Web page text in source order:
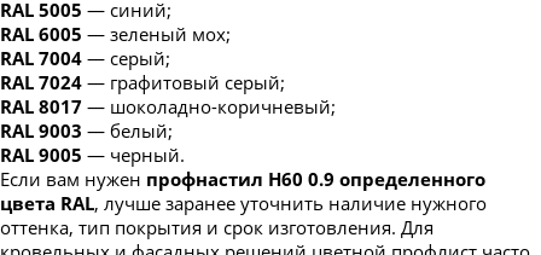
RAL 5005 — синий;
RAL 6005 — зеленый мох;
RAL 7004 — серый;
RAL 7024 — графитовый серый;
RAL 8017 — шоколадно-коричневый;
RAL 9003 — белый;
RAL 9005 — черный.
Если вам нужен профнастил Н60 0.9 определенного
цвета RAL, лучше заранее уточнить наличие нужного
оттенка, тип покрытия и срок изготовления. Для